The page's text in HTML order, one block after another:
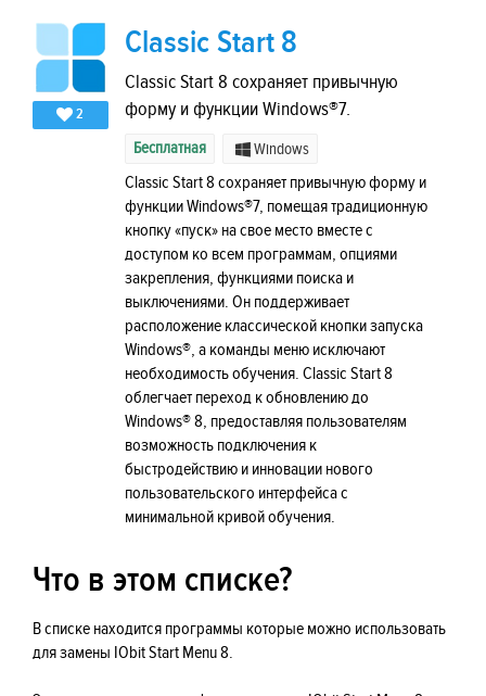
2
Classic Start 8
Classic Start 8 сохраняет привычную
форму и функции Windows®7.
Бесплатная Windows
Classic Start 8 сохраняет привычную форму и
функции Windows®7, помещая традиционную
кнопку «пуск» на свое место вместе с
доступом ко всем программам, опциями
закрепления, функциями поиска и
выключениями. Он поддерживает
расположение классической кнопки запуска
Windows®, а команды меню исключают
необходимость обучения. Classic Start 8
облегчает переход к обновлению до
Windows® 8, предоставляя пользователям
возможность подключения к
быстродействию и инновации нового
пользовательского интерфейса с
минимальной кривой обучения.
Что в этом списке?
В списке находится программы которые можно использовать
для замены IObit Start Menu 8.